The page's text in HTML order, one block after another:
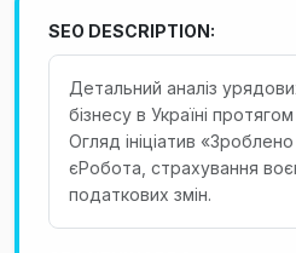
SEO DESCRIPTION:
Детальний аналіз
бізнесу в Україні
Огляд ініціатив «Зроблено
єРобота, страхування
податкових змін.